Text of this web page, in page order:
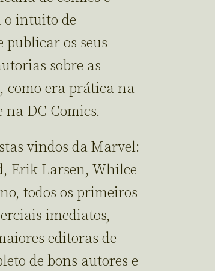
o intuito de
os seus
sobre as
como era prática na
na DC Comics.
vindos da Marvel:
Erik Larsen, Whilce
todos os primeiros
imediatos,
editoras de
de bons autores e